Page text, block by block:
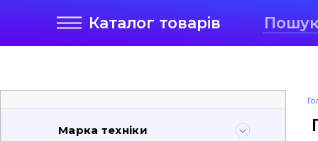
Каталог товарів
Марка техніки